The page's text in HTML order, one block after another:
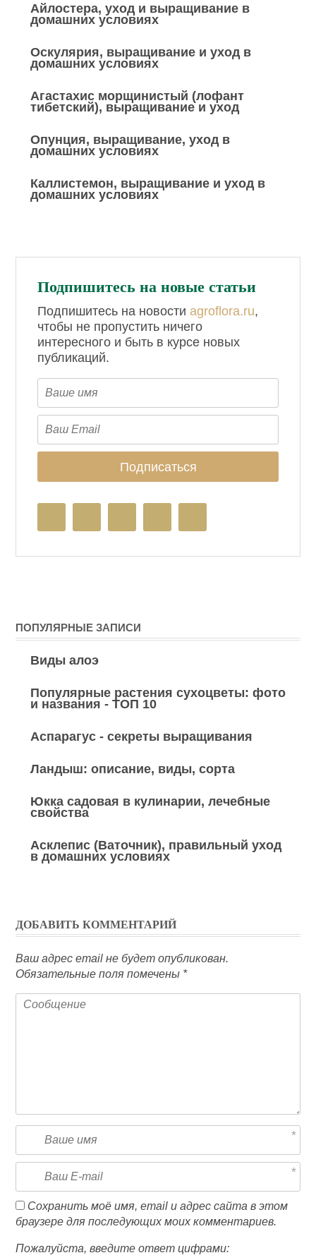
Айлостера, уход и выращивание в
домашних условиях
Оскулярия, выращивание и уход в
домашних условиях
Агастахис морщинистый (лофант
тибетский), выращивание и уход
Опунция, выращивание, уход в
домашних условиях
Каллистемон, выращивание и уход в
домашних условиях
Подпишитесь на новые статьи
Подпишитесь на новостиagroflora.ru,
чтобы не пропустить ничего
интересного и быть в курсе новых
публикаций.
ПОПУЛЯРНЫЕ ЗАПИСИ
Виды алоэ
Популярные растения сухоцветы: фото
и названия - ТОП 10
Аспарагус - секреты выращивания
Ландыш: описание, виды, сорта
Юкка садовая в кулинарии, лечебные
свойства
Асклепис (Ваточник), правильный уход
в домашних условиях
ДОБАВИТЬ КОММЕНТАРИЙ
Ваш адрес email не будет опубликован.
Обязательные поля помечены *
Сохранить моё имя, email и адрес сайта в этом
браузере для последующих моих комментариев.
Пожалуйста, введите ответ цифрами: